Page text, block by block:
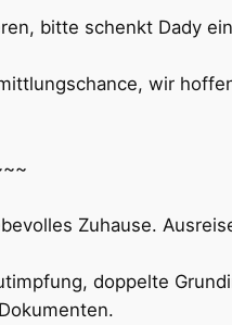
bitte schenkt Dady
wir
Zuhause.
doppelte